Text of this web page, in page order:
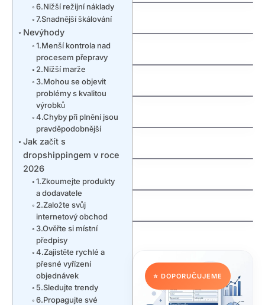
6.Nižší režijní náklady
7.Snadnější škálování
Nevýhody
1.Menší kontrola nad
procesem přepravy
2.Nižší marže
3.Mohou se objevit
problémy s kvalitou
výrobků
4.Chyby při plnění jsou
pravděpodobnější
Jak začít s
dropshippingem v roce
2026
1.Zkoumejte produkty
a dodavatele
2.Založte svůj
internetový obchod
3.Ověřte si místní
předpisy
4.Zajistěte rychlé a
přesné vyřízení
objednávek
5.Sledujte trendy
6.Propagujte své
⭐ DOPORUČUJEME